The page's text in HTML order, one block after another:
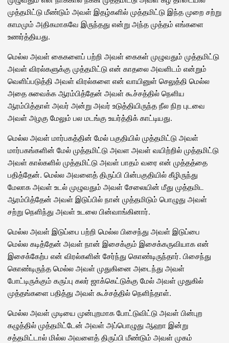
முத்தமிட்டு மீண்டும் அவள் இதழ்களில் முத்தமிட்டு இந்த முறை சற்று
காமமும் அதிகமாகவே இருந்தது என்று அந்த முத்தம் எங்களை
உணர்த்தியது.
மெல்ல அவள் கைகளைப் பற்றி அவள் கைகள் முழுவதும் முத்தமிட்டு
அவள் விரல்களுக்கு முத்தமிட்டு என் காதலை அவளிடம் என்றும்
வெளிப்படுத்தி அவள் விரல்களை என் வாயினுள் செலுத்தி மெல்ல
அதை சுவைக்க ஆரம்பித்தேன் அவள் கூச்சத்தில் நெளிய
ஆரம்பித்தாள் அவர் அன்று அவர் உடுத்தியிருந்த நீல நிற புடவை
அவள் அழகு மேலும் பல மடங்கு உயர்த்திக் காட்டியது.
மெல்ல அவள் மார்பகத்தின் மேல் பகுதியில் முத்தமிட்டு அவள்
மார்பகங்களின் மேல் முத்தமிட்டு அவள அவள் வயிற்றில் முத்தமிட்டு
அவள் கால்களில் முத்தமிட்டு அவள் பாதம் வரை என் முத்தத்தை
பதித்தேன். மெல்ல அவளைத் திருப்பி பின்பகுதியில் கீழிருந்து
மேலாக அவள் உடல் முழுவதும் அவள் சேலையின் மீது முத்தமிட
ஆரம்பித்தேன் அவள் இடுப்பில் நான் முத்தமிடும் பொழுது அவள்
சற்று நெளிந்து அவள் உடலை பின்வாங்கினார்.
மெல்ல அவள் இடுப்பை பற்றி மெல்ல பிசைந்து அவள் இடுப்பை
மெல்ல கடித்தேன் அவள் நான் இசைக்கும் இசைக்கருவியாக என்
இசைக்கேற்ப என் விரல்களின் சேர்ந்து கொண்டிருந்தார். பிசைந்து
கொண்டிருந்த மெல்ல அவள் முதுகினை அடைந்து அவள்
போட்டிருக்கும் கருப்பு கலர் ஜாக்கெட்டுக்கு மேல் அவள் முதுகில்
முத்தங்களை பதித்து அவள் கூச்சத்தில் நெளிந்தாள்.
மெல்ல அவள் முடியை முன்புறமாக போட்டுவிட்டு அவள் பின்புற
கழுத்தில் முத்தமிட்டேன் அவள் அப்பொழுது ஆஹா இன்று
சத்தமிட்டால் மில்ல அவளைத் திருப்பி மீண்டும் அவள் முகம்